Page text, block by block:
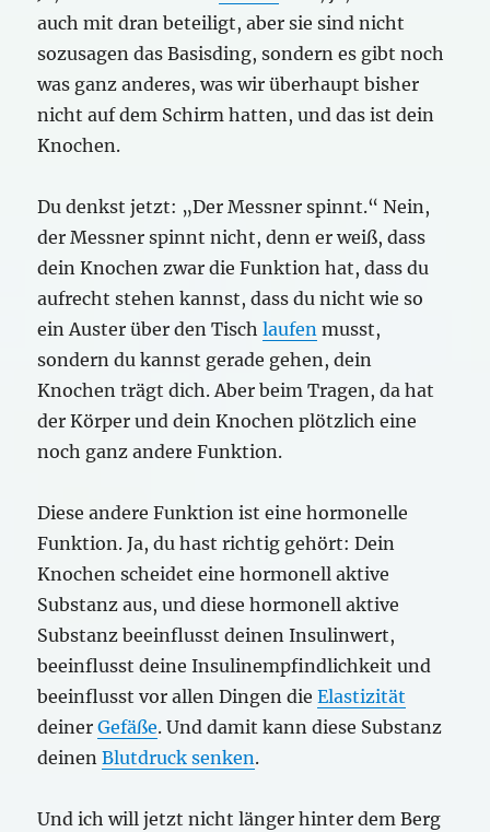
auch mit dran beteiligt, aber sie sind nicht
sozusagen das Basisding, sondern es gibt noch
was ganz anderes, was wir überhaupt bisher
nicht auf dem Schirm hatten, und das ist dein
Knochen.
Du denkst jetzt: „Der Messner spinnt.“ Nein,
der Messner spinnt nicht, denn er weiß, dass
dein Knochen zwar die Funktion hat, dass du
aufrecht stehen kannst, dass du nicht wie so
ein Auster über den Tischlaufen musst,
sondern du kannst gerade gehen, dein
Knochen trägt dich. Aber beim Tragen, da hat
der Körper und dein Knochen plötzlich eine
noch ganz andere Funktion.
Diese andere Funktion ist eine hormonelle
Funktion. Ja, du hast richtig gehört: Dein
Knochen scheidet eine hormonell aktive
Substanz aus, und diese hormonell aktive
Substanz beeinflusst deinen Insulinwert,
beeinflusst deine Insulinempfindlichkeit und
beeinflusst vor allen Dingen dieElastizität
deinerGefäße. Und damit kann diese Substanz
deinenBlutdruck senken.
Und ich will jetzt nicht länger hinter dem Berg